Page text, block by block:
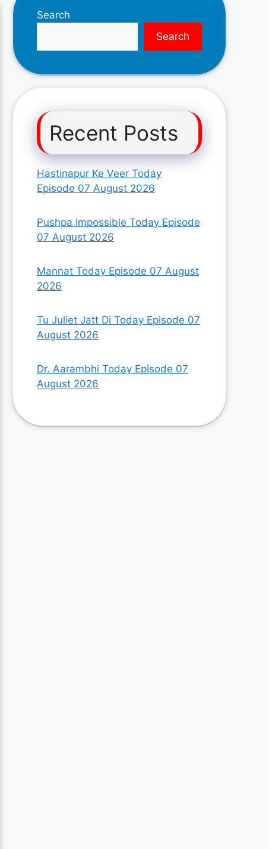
Search
Search
Recent Posts
Hastinapur Ke Veer Today
Episode 07 August 2026
Pushpa Impossible Today Episode
07 August 2026
Mannat Today Episode 07 August
2026
Tu Juliet Jatt Di Today Episode 07
August 2026
Dr. Aarambhi Today Episode 07
August 2026